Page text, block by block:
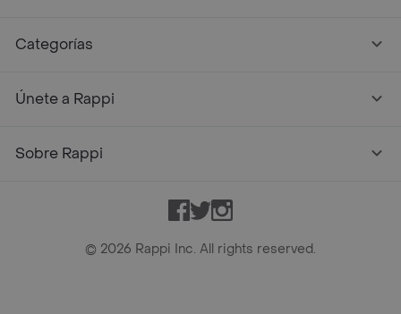
Categorías
Únete a Rappi
Sobre Rappi
Facebook
TwitterInstagram
© 2026 Rappi Inc. All rights reserved.